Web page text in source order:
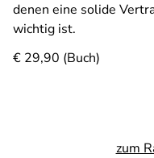
denen eine solide
wichtig ist.
€ 29,90 (Buch)
zum